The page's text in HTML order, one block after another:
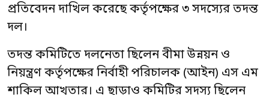
প্রতিবেদন দাখিল করেছে কর্তৃপক্ষের ৩ সদস্যের তদন্ত
দল।
তদন্ত কমিটিতে দলনেতা ছিলেন বীমা উন্নয়ন ও
নিয়ন্ত্রণ কর্তৃপক্ষের নির্বাহী পরিচালক (আইন) এস এম
শাকিল আখতার। এ ছাড়াও কমিটির সদস্য ছিলেন